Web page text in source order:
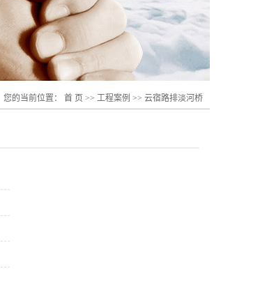
您的当前位置： 首 页 >> 工程案例 >> 云宿路排淡河桥